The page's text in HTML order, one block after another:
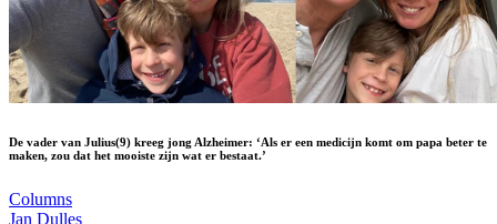
De vader van Julius(9) kreeg jong Alzheimer: ‘Als er een medicijn komt om papa beter te
maken, zou dat het mooiste zijn wat er bestaat.’
Columns
Jan Dulles